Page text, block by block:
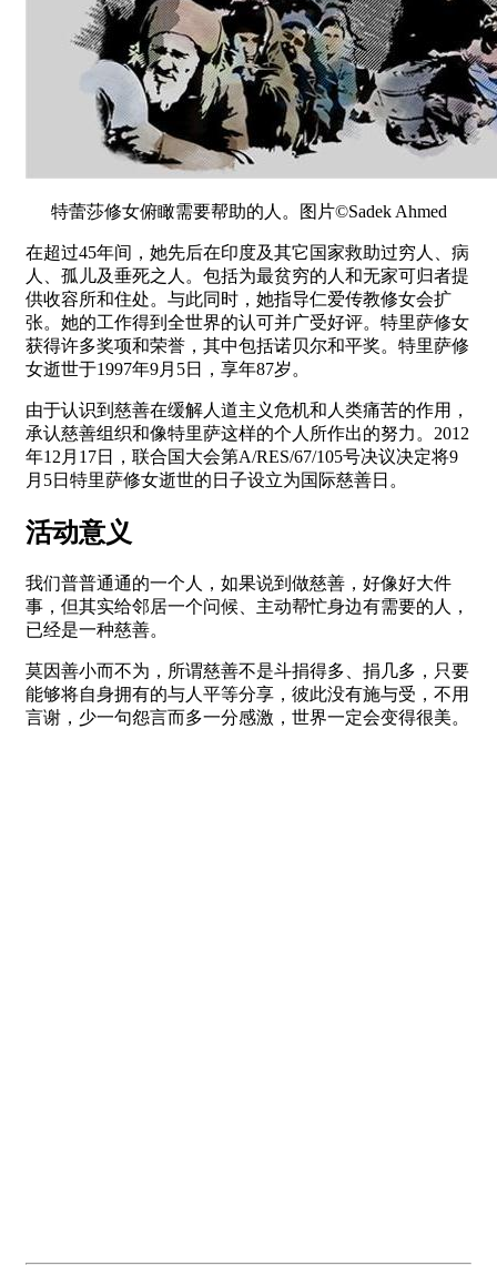
特蕾莎修女俯瞰需要帮助的人。图片©Sadek Ahmed
在超过45年间，她先后在印度及其它国家救助过穷人、病
人、孤儿及垂死之人。包括为最贫穷的人和无家可归者提
供收容所和住处。与此同时，她指导仁爱传教修女会扩
张。她的工作得到全世界的认可并广受好评。特里萨修女
获得许多奖项和荣誉，其中包括诺贝尔和平奖。特里萨修
女逝世于1997年9月5日，享年87岁。
由于认识到慈善在缓解人道主义危机和人类痛苦的作用，
承认慈善组织和像特里萨这样的个人所作出的努力。2012
年12月17日，联合国大会第A/RES/67/105号决议决定将9
月5日特里萨修女逝世的日子设立为国际慈善日。
活动意义
我们普普通通的一个人，如果说到做慈善，好像好大件
事，但其实给邻居一个问候、主动帮忙身边有需要的人，
已经是一种慈善。
莫因善小而不为，所谓慈善不是斗捐得多、捐几多，只要
能够将自身拥有的与人平等分享，彼此没有施与受，不用
言谢，少一句怨言而多一分感激，世界一定会变得很美。